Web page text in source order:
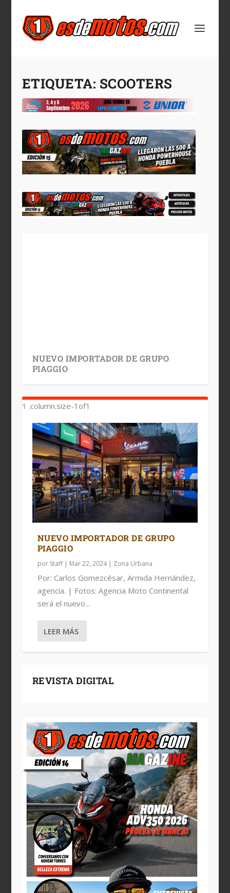
ETIQUETA: SCOOTERS
NUEVO IMPORTADOR DE GRUPO
PIAGGIO
NUEVO IMPORTADOR DE GRUPO
PIAGGIO
por Staff| Mar 22, 2024| Zona Urbana
Por: Carlos Gomezcésar, Armida Hernández,
agencia. | Fotos: Agencia Moto Continental
será el nuevo...
LEER MÁS
REVISTA DIGITAL